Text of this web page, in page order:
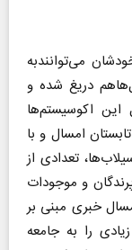
می‌توانندبه
دریغ شده و
این اکوسیستم‌ها
امسال و با
تعدادی از
و موجودات
خبری مبنی بر
زیادی را به جامعه